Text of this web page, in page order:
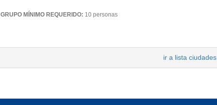
GRUPO MÍNIMO REQUERIDO: 10 personas
ir a lista ciudades